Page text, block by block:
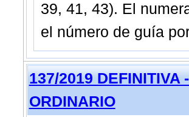
39, 41, 43). El
el número de guía
137/2019
ORDINARIO